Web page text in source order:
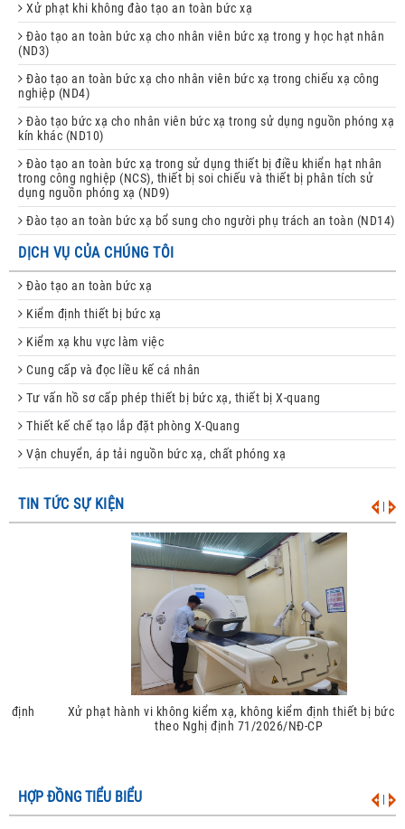
Xử phạt khi không đào tạo an toàn bức xạ
Đào tạo an toàn bức xạ cho nhân viên bức xạ trong y học hạt nhân
(ND3)
Đào tạo an toàn bức xạ cho nhân viên bức xạ trong chiếu xạ công
nghiệp (ND4)
Đào tạo bức xạ cho nhân viên bức xạ trong sử dụng nguồn phóng xạ
kín khác (ND10)
Đào tạo an toàn bức xạ trong sử dụng thiết bị điều khiển hạt nhân
trong công nghiệp (NCS), thiết bị soi chiếu và thiết bị phân tích sử
dụng nguồn phóng xạ (ND9)
Đào tạo an toàn bức xạ bổ sung cho người phụ trách an toàn (ND14)
DỊCH VỤ CỦA CHÚNG TÔI
Đào tạo an toàn bức xạ
Kiểm định thiết bị bức xạ
Kiểm xạ khu vực làm việc
Cung cấp và đọc liều kế cá nhân
Tư vấn hồ sơ cấp phép thiết bị bức xạ, thiết bị X-quang
Thiết kế chế tạo lắp đặt phòng X-Quang
Vận chuyển, áp tải nguồn bức xạ, chất phóng xạ
TIN TỨC SỰ KIỆN
Xử phạt hành vi không kiểm xạ, không kiểm định thiết bị bức xạ
theo Nghị định 71/2026/NĐ-CP
HỢP ĐỒNG TIỂU BIỂU